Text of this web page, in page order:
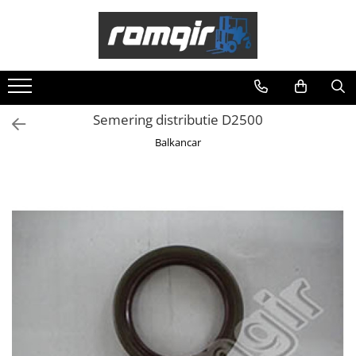
Piese Motor
Piese Motor D 2500
Piese Motor D 3900
Piese Grup Diferențial
Piese Punte Față Motostivuitor
Planetare Balkancar
Sistem Alimentare Balkancar
Semering distributie D2500
Balkancar